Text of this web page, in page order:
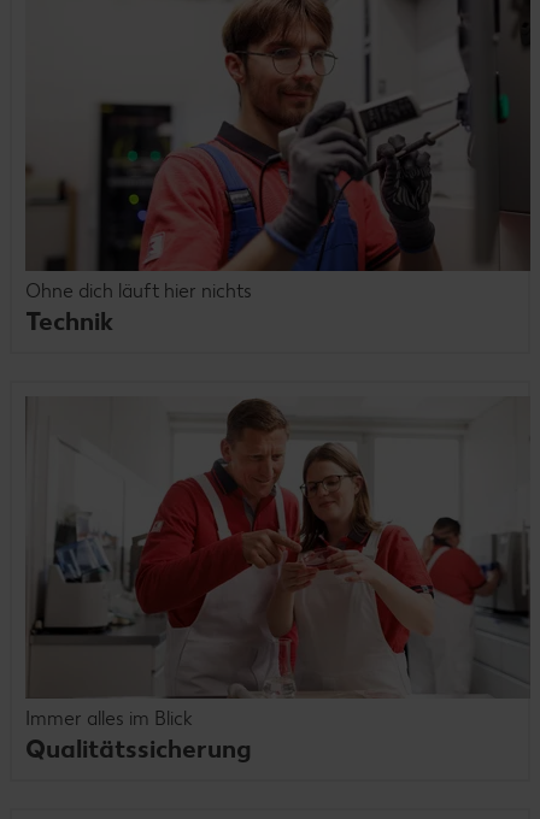
Ohne dich läuft hier nichts
Technik
Immer alles im Blick
Qualitätssicherung